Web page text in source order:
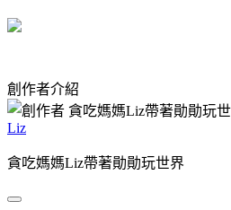
創作者介紹
Liz
貪吃媽媽Liz帶著勛勛玩世界